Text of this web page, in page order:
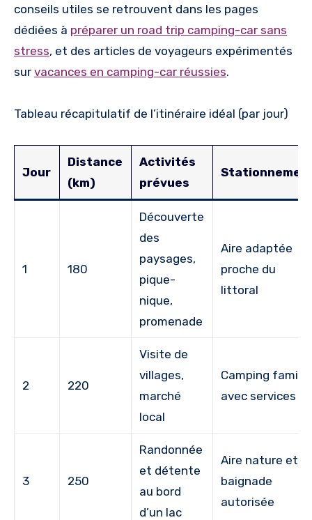
conseils utiles se retrouvent dans les pages
dédiées à préparer un road trip camping-car sans
stress, et des articles de voyageurs expérimentés
sur vacances en camping-car réussies.
Tableau récapitulatif de l’itinéraire idéal (par jour)
Jour
Distance
(km)
Activités
prévues
1 180
Découverte
des
paysages,
pique-
nique,
promenade
Aire adaptée
proche du
littoral
2 220
Visite de
villages,
marché
local
Camping
avec services
3 250
Randonnée
et détente
au bord
d’un lac
Aire nature et
baignade
autorisée